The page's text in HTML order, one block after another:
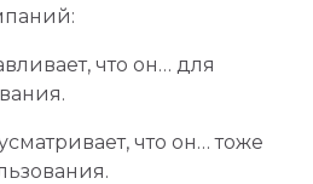
что он… для
что он… тоже